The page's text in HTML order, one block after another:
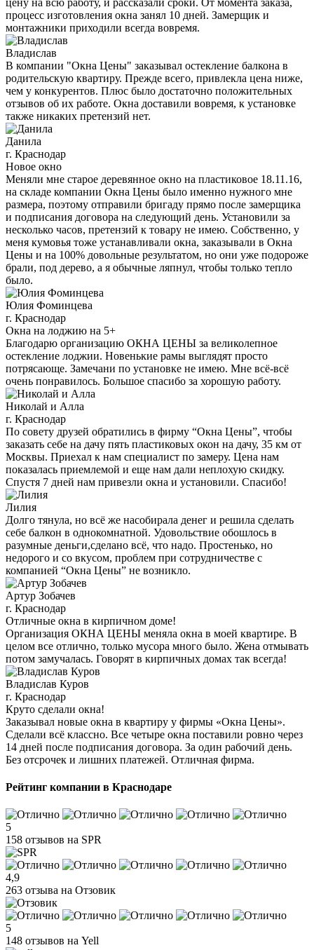
процесс изготовления окна занял 10 дней. Замерщик и
монтажники приходили всегда вовремя.
Владислав
В компании "Окна Цены" заказывал остекление балкона в
родительскую квартиру. Прежде всего, привлекла цена ниже,
чем у конкурентов. Плюс было достаточно положительных
отзывов об их работе. Окна доставили вовремя, к установке
также никаких претензий нет.
Данила
г. Краснодар
Новое окно
Меняли мне старое деревянное окно на пластиковое 18.11.16,
на складе компании Окна Цены было именно нужного мне
размера, поэтому отправили бригаду прямо после замерщика
и подписания договора на следующий день. Установили за
несколько часов, претензий к товару не имею. Собственно, у
меня кумовья тоже устанавливали окна, заказывали в Окна
Цены и на 100% довольные результатом, но они уже подороже
брали, под дерево, а я обычные ляпнул, чтобы только тепло
было.
Юлия Фоминцева
г. Краснодар
Окна на лоджию на 5+
Благодарю организацию ОКНА ЦЕНЫ за великолепное
остекление лоджии. Новенькие рамы выглядят просто
потрясающе. Замечани по установке не имею. Мне всё-всё
очень понравилось. Большое спасибо за хорошую работу.
Николай и Алла
г. Краснодар
По совету друзей обратились в фирму “Окна Цены”, чтобы
заказать себе на дачу пять пластиковых окон на дачу, 35 км от
Москвы. Приехал к нам специалист по замеру. Цена нам
показалась приемлемой и еще нам дали неплохую скидку.
Спустя 7 дней нам привезли окна и установили. Спасибо!
Лилия
Долго тянула, но всё же насобирала денег и решила сделать
себе балкон в однокомнатной. Удовольствие обошлось в
разумные деньги,сделано всё, что надо. Простенько, но
недорого и со вкусом, проблем при сотрудничестве с
компанией “Окна Цены” не возникло.
Артур Зобачев
г. Краснодар
Отличные окна в кирпичном доме!
Организация ОКНА ЦЕНЫ меняла окна в моей квартире. В
целом все отлично, только мусора много было. Жена отмывать
потом замучалась. Говорят в кирпичных домах так всегда!
Владислав Куров
г. Краснодар
Круто сделали окна!
Заказывал новые окна в квартиру у фирмы «Окна Цены».
Сделали всё классно. Все четыре окна поставили ровно через
14 дней после подписания договора. За один рабочий день.
Без отсрочек и лишних платежей. Отличная фирма.
Рейтинг компании в Краснодаре
5
158 отзывов на SPR
4,9
263 отзыва на Отзовик
5
148 отзывов на Yell